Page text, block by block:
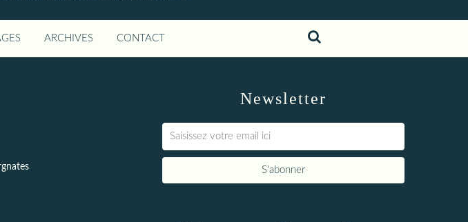
ARCHIVES CONTACT
Newsletter